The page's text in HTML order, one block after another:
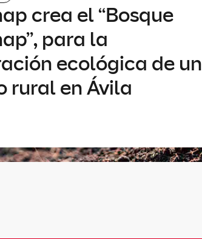
crea el “Bosque
para la
ecológica de un
rural en Ávila